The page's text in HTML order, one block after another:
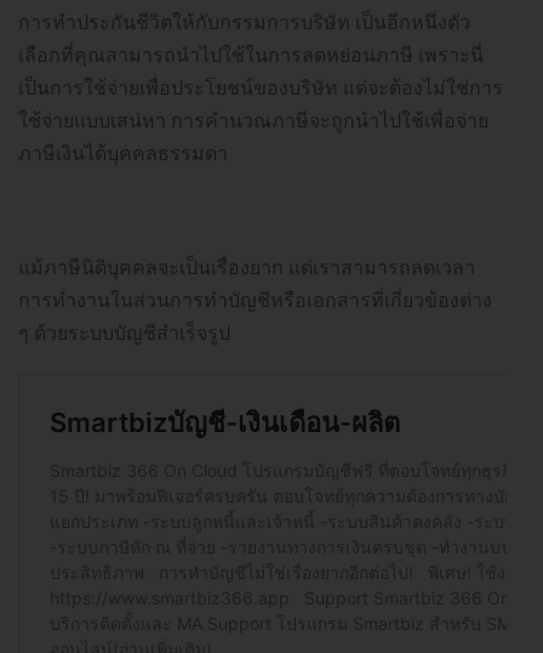
การทำประกันชีวิตให้กับกรรมการบริษัท เป็นอีกหนึ่งตัว
เลือกที่คุณสามารถนำไปใช้ในการลดหย่อนภาษี เพราะนี่
เป็นการใช้จ่ายเพื่อประโยชน์ของบริษัท แต่จะต้องไม่ใช่การ
ใช้จ่ายแบบเสน่หา การคำนวณภาษีจะถูกนำไปใช้เพื่อจ่าย
ภาษีเงินได้บุคคลธรรมดา
แม้ภาษีนิติบุคคลจะเป็นเรื่องยาก แต่เราสามารถลดเวลา
การทำงานในส่วนการทำบัญชีหรือเอกสารที่เกี่ยวข้องต่าง
ๆ ด้วยระบบบัญชีสำเร็จรูป